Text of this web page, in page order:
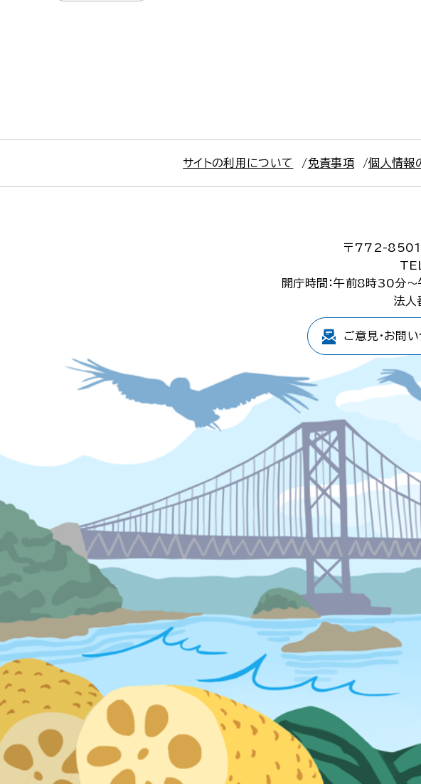
サイトの利用について 免責事項 個人情報
〒772-8501
開庁時間：午前8時30分
法
ご意見・お問